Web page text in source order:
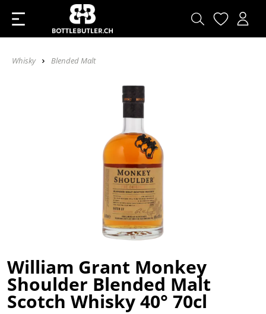
Whisky Blended Malt
William Grant Monkey
Shoulder Blended Malt
Scotch Whisky 40° 70cl